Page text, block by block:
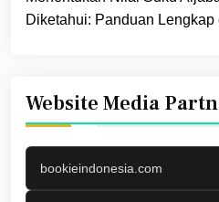
Diketahui: Panduan
Website Media
bookieindonesia.com